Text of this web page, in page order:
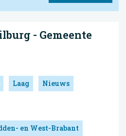
- Gemeente
Laag Nieuws
en West-Brabant